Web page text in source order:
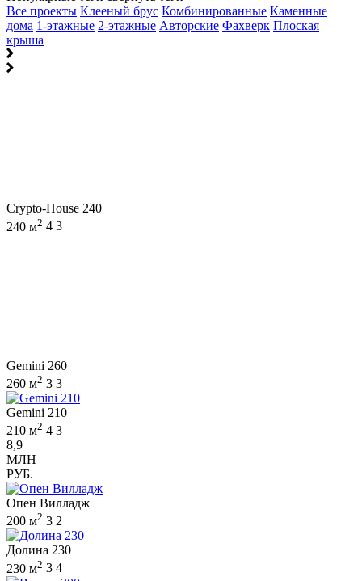
Все проекты Клееный брус Комбинированные Каменные
дома 1-этажные 2-этажные Авторские Фахверк Плоская
крыша
Crypto-House 240
240 м2 4 3
Gemini 260
260 м2 3 3
Gemini 210
210 м2 4 3
8,9
МЛН
РУБ.
Опен Вилладж
200 м2 3 2
Долина 230
230 м2 3 4